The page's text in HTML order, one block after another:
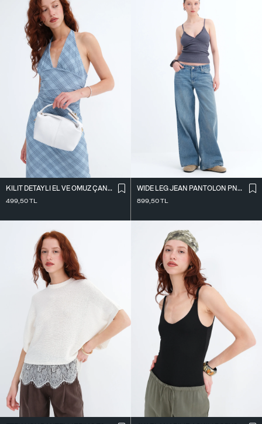
KILIT DETAYLI EL VE OMUZ ÇANTASI Ç41
499,50TL
WIDE LEG JEAN PANTOLON PN10030
899,50TL